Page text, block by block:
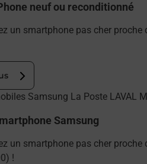
neuf ou reconditionné
un smartphone pas cher proche
Samsung
un smartphone pas cher
!